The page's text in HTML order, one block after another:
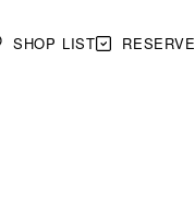
SHOP LIST RESERVE